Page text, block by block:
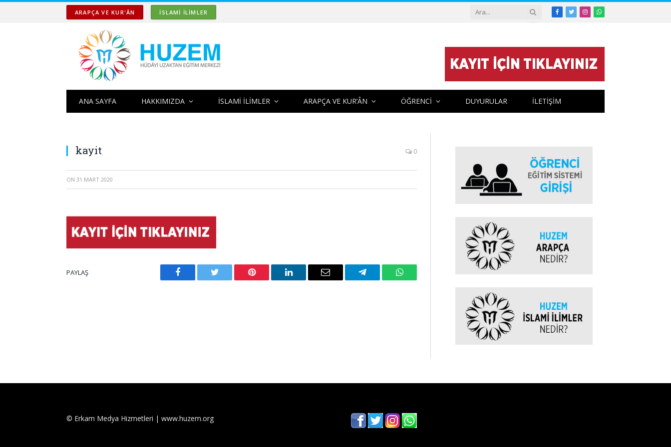
ARAPÇA VE KUR'ÂN İSLAMİ İLİMLER Facebook
TwitterInstagramWhatsApp
ANA SAYFA HAKKIMIZDA İSLAMİ İLİMLER ARAPÇA VE KUR’ÂN ÖĞRENCİ DUYURULAR İLETİŞİM
kayit 0
ON 31 MART 2020
PAYLAŞ
Facebook Twitter Pinterest LinkedIn Email Telegram WhatsApp
© Erkam Medya Hizmetleri | www.huzem.org